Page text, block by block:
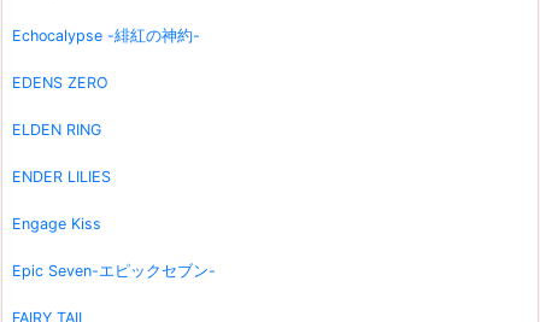
Echocalypse -緋紅の神約-
EDENS ZERO
ELDEN RING
ENDER LILIES
Engage Kiss
Epic Seven-エピックセブン-
FAIRY TAIL